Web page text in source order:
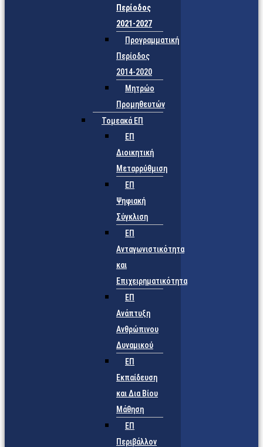
Περίοδος
2021-2027
Προγραμματική
Περίοδος
2014-2020
Μητρώο
Προμηθευτών
Τομεακά ΕΠ
ΕΠ
Διοικητική
Μεταρρύθμιση
ΕΠ
Ψηφιακή
Σύγκλιση
ΕΠ
Ανταγωνιστικότητα
και
Επιχειρηματικότητα
ΕΠ
Ανάπτυξη
Ανθρώπινου
Δυναμικού
ΕΠ
Εκπαίδευση
και Δια Βίου
Μάθηση
ΕΠ
Περιβάλλον